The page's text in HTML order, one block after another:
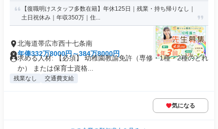
【復職明けスタッフ多数在籍】年休125日｜残業・持ち帰りなし｜
土日祝休み｜年収350万｜住...
北海道帯広市西十七条南
年俸332万8000円～384万8000円
求める人材: 【必須】 幼稚園教諭免許（専修・1種・2種のどれ
か） または保育士資格...
残業なし 交通費支給
気になる